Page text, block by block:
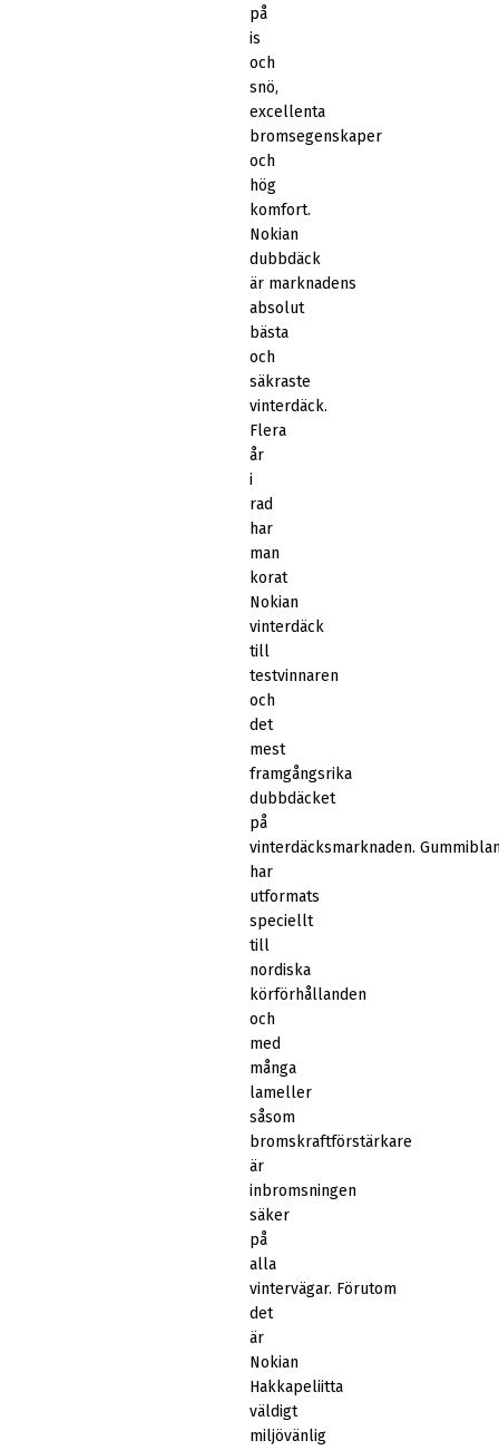
på
is
och
snö,
excellenta
bromsegenskaper
och
hög
komfort.
Nokian
dubbdäck
är marknadens
absolut
bästa
och
säkraste
vinterdäck.
Flera
år
i
rad
har
man
korat
Nokian
vinterdäck
till
testvinnaren
och
det
mest
framgångsrika
dubbdäcket
på
vinterdäcksmarknaden.
har
utformats
speciellt
till
nordiska
körförhållanden
och
med
många
lameller
såsom
bromskraftförstärkare
är
inbromsningen
säker
på
alla
vintervägar. Förutom
det
är
Nokian
Hakkapeliitta
väldigt
miljövänlig